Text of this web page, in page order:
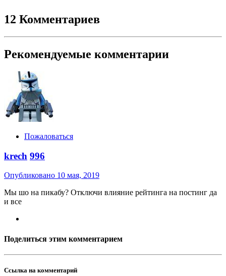
12 Комментариев
Рекомендуемые комментарии
Пожаловаться
krech 996
Опубликовано 10 мая, 2019
Мы шо на пикабу? Отключи влияние рейтинга на постинг да
и все
Поделиться этим комментарием
Ссылка на комментарий